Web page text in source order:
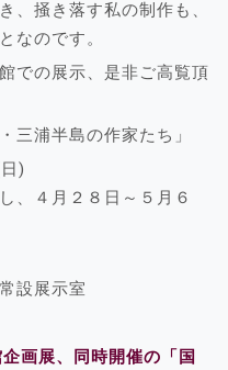
、掻き落す私の制作も、
なのです。
での展示、是非ご高覧頂
三浦半島の作家たち」
日)
、４月２８日～５月６
設展示室
画展、同時開催の「国